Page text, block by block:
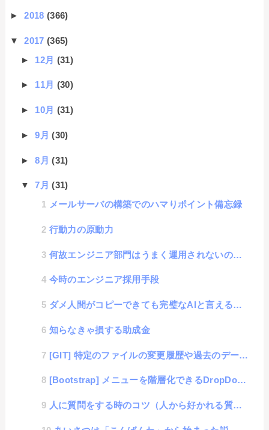
►2018(366)
▼2017(365)
► 12月 (31)
► 11月 (30)
► 10月 (31)
►9月(30)
►8月(31)
▼7月(31)
メールサーバの構築でのハマりポイント備忘録
行動力の原動力
何故エンジニア部門はうまく運用されないのか？
今時のエンジニア採用手段
ダメ人間がコピーできても完璧なAIと言えるのか？
知らなきゃ損する助成金
[GIT] 特定のファイルの変更履歴や過去のデータ内容を確認する方法
[Bootstrap] メニューを階層化できるDropDown機能を簡単に使う方法
人に質問をする時のコツ（人から好かれる質問の仕方と、嫌われる質問の仕方）